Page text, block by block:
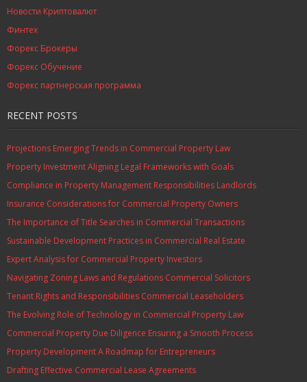
Новости Криптовалют
Финтех
Форекс Брокеры
Форекс Обучение
Форекс партнерская программа
RECENT POSTS
Projections Emerging Trends in Commercial Property Law
Property Investment Aligning Legal Frameworks with Goals
Compliance in Property Management Responsibilities Landlords
Insurance Considerations for Commercial Property Owners
The Importance of Title Searches in Commercial Transactions
Sustainable Development Practices in Commercial Real Estate
Expert Analysis for Commercial Property Investors
Navigating Zoning Laws and Regulations Commercial Solicitors
Tenant Rights and Responsibilities Commercial Leaseholders
The Evolving Role of Technology in Commercial Property Law
Commercial Property Due Diligence Ensuring a Smooth Process
Property Development A Roadmap for Entrepreneurs
Drafting Effective Commercial Lease Agreements